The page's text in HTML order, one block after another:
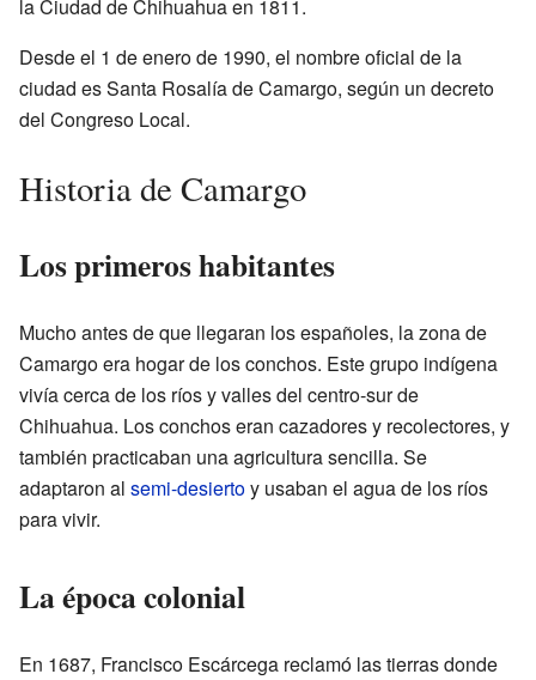
la Ciudad de Chihuahua en 1811.
Desde el 1 de enero de 1990, el nombre oficial de la
ciudad es Santa Rosalía de Camargo, según un decreto
del Congreso Local.
Historia de Camargo
Los primeros habitantes
Mucho antes de que llegaran los españoles, la zona de
Camargo era hogar de los conchos. Este grupo indígena
vivía cerca de los ríos y valles del centro-sur de
Chihuahua. Los conchos eran cazadores y recolectores, y
también practicaban una agricultura sencilla. Se
adaptaron al semi-desiertoy usaban el agua de los ríos
para vivir.
La época colonial
En 1687, Francisco Escárcega reclamó las tierras donde